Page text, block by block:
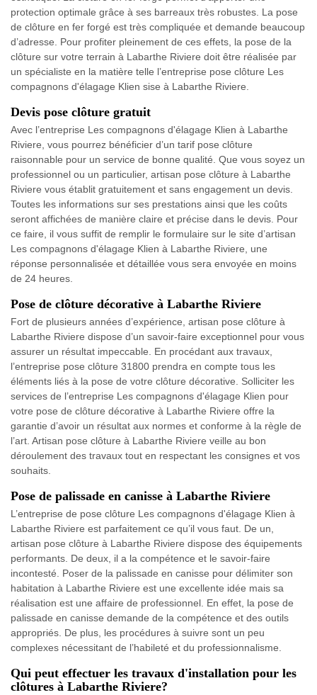
protection optimale grâce à ses barreaux très robustes. La pose
de clôture en fer forgé est très compliquée et demande beaucoup
d’adresse. Pour profiter pleinement de ces effets, la pose de la
clôture sur votre terrain à Labarthe Riviere doit être réalisée par
un spécialiste en la matière telle l’entreprise pose clôture Les
compagnons d'élagage Klien sise à Labarthe Riviere.
Devis pose clôture gratuit
Avec l’entreprise Les compagnons d'élagage Klien à Labarthe
Riviere, vous pourrez bénéficier d’un tarif pose clôture
raisonnable pour un service de bonne qualité. Que vous soyez un
professionnel ou un particulier, artisan pose clôture à Labarthe
Riviere vous établit gratuitement et sans engagement un devis.
Toutes les informations sur ses prestations ainsi que les coûts
seront affichées de manière claire et précise dans le devis. Pour
ce faire, il vous suffit de remplir le formulaire sur le site d’artisan
Les compagnons d'élagage Klien à Labarthe Riviere, une
réponse personnalisée et détaillée vous sera envoyée en moins
de 24 heures.
Pose de clôture décorative à Labarthe Riviere
Fort de plusieurs années d’expérience, artisan pose clôture à
Labarthe Riviere dispose d’un savoir-faire exceptionnel pour vous
assurer un résultat impeccable. En procédant aux travaux,
l’entreprise pose clôture 31800 prendra en compte tous les
éléments liés à la pose de votre clôture décorative. Solliciter les
services de l’entreprise Les compagnons d'élagage Klien pour
votre pose de clôture décorative à Labarthe Riviere offre la
garantie d’avoir un résultat aux normes et conforme à la règle de
l’art. Artisan pose clôture à Labarthe Riviere veille au bon
déroulement des travaux tout en respectant les consignes et vos
souhaits.
Pose de palissade en canisse à Labarthe Riviere
L’entreprise de pose clôture Les compagnons d'élagage Klien à
Labarthe Riviere est parfaitement ce qu’il vous faut. De un,
artisan pose clôture à Labarthe Riviere dispose des équipements
performants. De deux, il a la compétence et le savoir-faire
incontesté. Poser de la palissade en canisse pour délimiter son
habitation à Labarthe Riviere est une excellente idée mais sa
réalisation est une affaire de professionnel. En effet, la pose de
palissade en canisse demande de la compétence et des outils
appropriés. De plus, les procédures à suivre sont un peu
complexes nécessitant de l’habileté et du professionnalisme.
Qui peut effectuer les travaux d'installation pour les
clôtures à Labarthe Riviere?